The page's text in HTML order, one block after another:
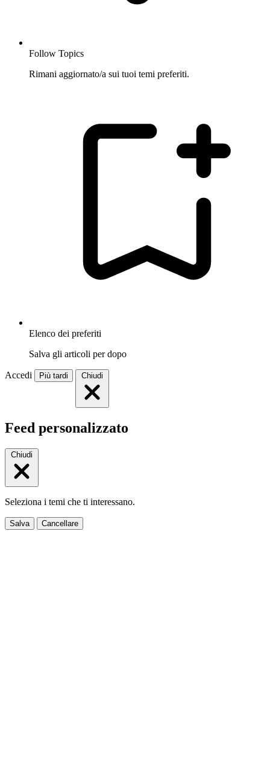
Follow Topics
Rimani aggiornato/a sui tuoi temi preferiti.
Elenco dei preferiti
Salva gli articoli per dopo
Accedi Più tardi Chiudi
Feed personalizzato
Chiudi
Seleziona i temi che ti interessano.
Salva Cancellare